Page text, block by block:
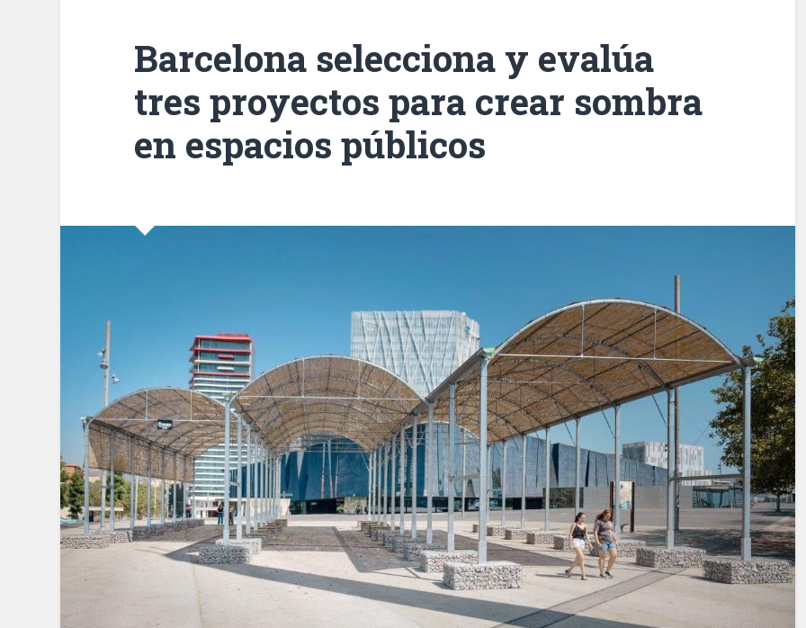
Barcelona selecciona y evalúa
tres proyectos para crear sombra
en espacios públicos